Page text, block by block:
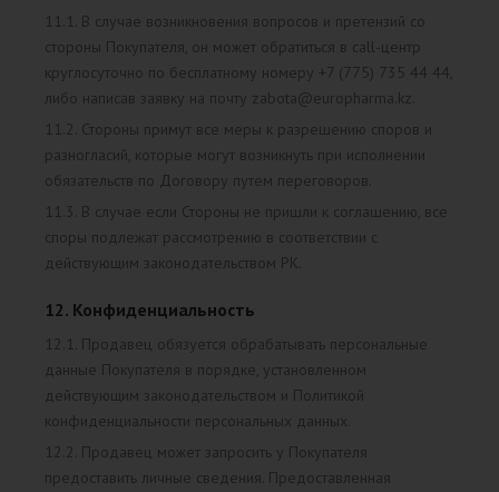
11.1. В случае возникновения вопросов и претензий со
стороны Покупателя, он может обратиться в call-центр
круглосуточно по бесплатному номеру +7 (775) 735 44 44,
либо написав заявку на почту zabota@europharma.kz.
11.2. Стороны примут все меры к разрешению споров и
разногласий, которые могут возникнуть при исполнении
обязательств по Договору путем переговоров.
11.3. В случае если Стороны не пришли к соглашению, все
споры подлежат рассмотрению в соответствии с
действующим законодательством РК.
12. Конфиденциальность
12.1. Продавец обязуется обрабатывать персональные
данные Покупателя в порядке, установленном
действующим законодательством и Политикой
конфиденциальности персональных данных.
12.2. Продавец может запросить у Покупателя
предоставить личные сведения. Предоставленная